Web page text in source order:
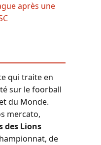
après une
qui traite en
sur le foorball
du Monde.
mercato,
des Lions
de